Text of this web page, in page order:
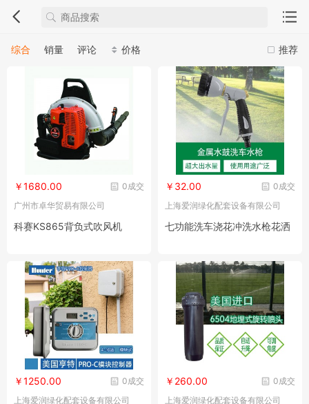
推荐
综合 销量 评论 价格
0成交
￥1680.00
广州市卓华贸易有限公司
科赛KS865背负式吹风机
0成交
￥32.00
上海爱润绿化配套设备有限公司
七功能洗车浇花冲洗水枪花洒
0成交
￥1250.00
上海爱润绿化配套设备有限公司
0成交
￥260.00
上海爱润绿化配套设备有限公司